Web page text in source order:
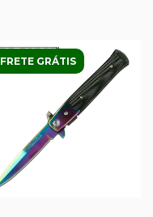
FRETE GRÁTIS